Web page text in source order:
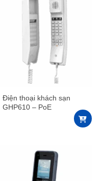
Điện thoại khách sạn
GHP610 – PoE